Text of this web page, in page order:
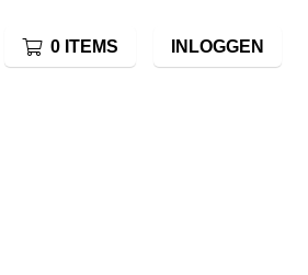
0 ITEMS INLOGGEN